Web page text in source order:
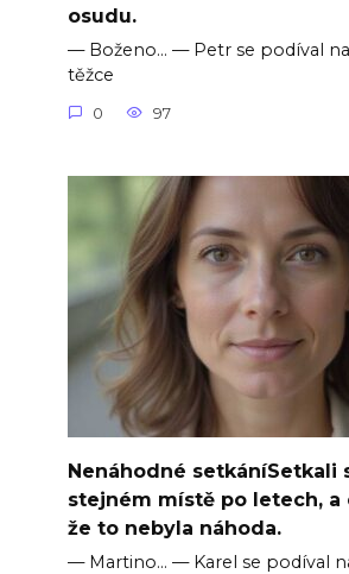
osudu.
— Boženo… — Petr se podíval
těžce
0 97
Nenáhodné setkáníSetkali
stejném místě po letech, a
že to nebyla náhoda.
— Martino… — Karel se podíval